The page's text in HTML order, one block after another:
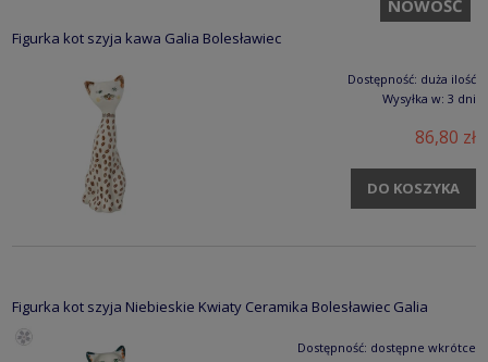
Figurka kot szyja kawa Galia Bolesławiec
Dostępność: duża ilość
Wysyłka w: 3 dni
86,80 zł
DO KOSZYKA
NOWOŚĆ
Figurka kot szyja Niebieskie Kwiaty Ceramika Bolesławiec Galia
Dostępność: dostępne wkrótce